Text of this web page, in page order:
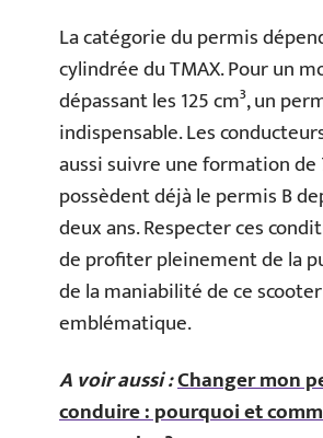
La catégorie du permis
cylindrée du TMAX. Pour un
dépassant les 125 cm³, un
indispensable. Les
aussi suivre une formation de
possèdent déjà le permis B
deux ans. Respecter ces
de profiter pleinement de la
de la maniabilité de ce scooter
emblématique.
A voir aussi :Changer mon
conduire : pourquoi et